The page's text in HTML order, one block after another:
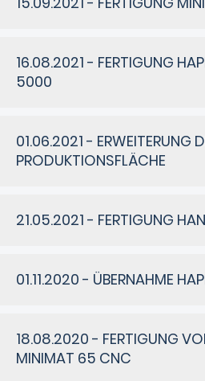
16.08.2021 - FERTIGUNG
5000
01.06.2021 - ERWEITERUNG
PRODUKTIONSFLÄCHE
21.05.2021 - FERTIGUNG
01.11.2020 - ÜBERNAHME
18.08.2020 - FERTIGUNG
MINIMAT 65 CNC